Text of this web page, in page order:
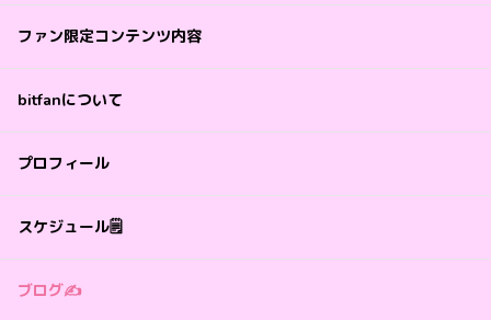
ファン限定コンテンツ内容
bitfanについて
プロフィール
スケジュール🗒️
ブログ✍️